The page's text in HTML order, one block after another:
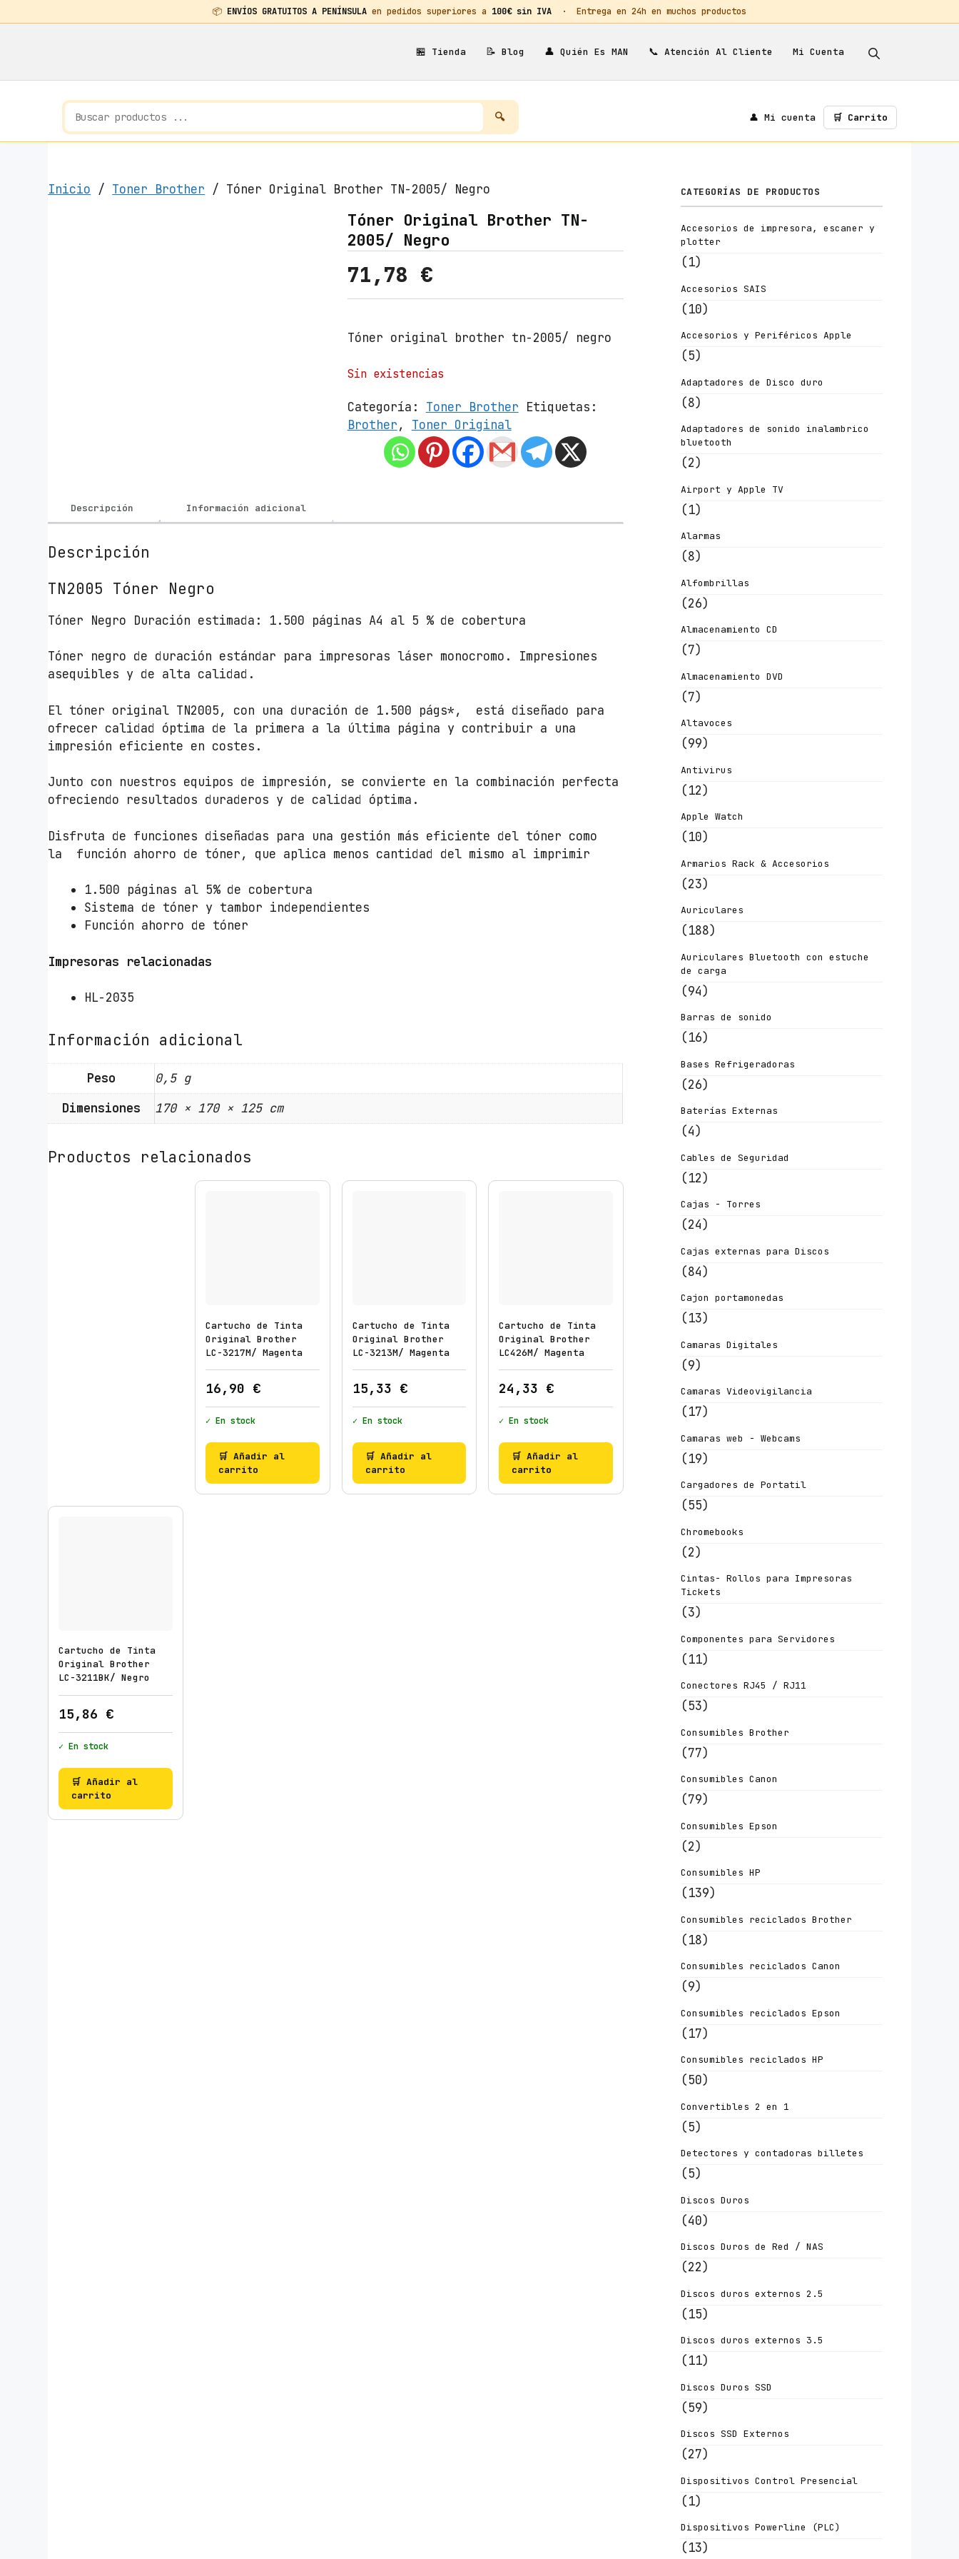
📦 ENVÍOS GRATUITOS A PENÍNSULA en pedidos superiores a 100€ sin IVA · Entrega en 24h en muchos productos
🏪 Tienda 📝 Blog 👤 Quién Es MAN 📞 Atención Al Cliente Mi Cuenta
👤 Mi cuenta 🛒 Carrito
Inicio / Toner Brother / Tóner Original Brother TN-2005/ Negro
Tóner Original Brother TN-
2005/ Negro
71,78 €
Tóner original brother tn-2005/ negro
Sin existencias
Categoría: Toner Brother Etiquetas:
Brother, Toner Original
Descripción Información adicional
Descripción
TN2005 Tóner Negro
Tóner Negro Duración estimada: 1.500 páginas A4 al 5 % de cobertura
Tóner negro de duración estándar para impresoras láser monocromo. Impresiones
asequibles y de alta calidad.
El tóner original TN2005, con una duración de 1.500 págs*, está diseñado para
ofrecer calidad óptima de la primera a la última página y contribuir a una
impresión eficiente en costes.
Junto con nuestros equipos de impresión, se convierte en la combinación perfecta
ofreciendo resultados duraderos y de calidad óptima.
Disfruta de funciones diseñadas para una gestión más eficiente del tóner como
la función ahorro de tóner, que aplica menos cantidad del mismo al imprimir
1.500 páginas al 5% de cobertura
Sistema de tóner y tambor independientes
Función ahorro de tóner
Impresoras relacionadas
HL-2035
Información adicional
Peso
0,5 g
Dimensiones
170 × 170 × 125 cm
Productos relacionados
Cartucho de Tinta
Original Brother
LC-3217M/ Magenta
16,90 €
✓ En stock
🛒 Añadir al
carrito
Cartucho de Tinta
Original Brother
LC-3213M/ Magenta
15,33 €
✓ En stock
🛒 Añadir al
carrito
Cartucho de Tinta
Original Brother
LC426M/ Magenta
24,33 €
✓ En stock
🛒 Añadir al
carrito
Cartucho de Tinta
Original Brother
LC-3211BK/ Negro
15,86 €
✓ En stock
🛒 Añadir al
carrito
CATEGORÍAS DE PRODUCTOS
Accesorios de impresora, escaner y
plotter
(1)
Accesorios SAIS
(10)
Accesorios y Periféricos Apple
(5)
Adaptadores de Disco duro
(8)
Adaptadores de sonido inalambrico
bluetooth
(2)
Airport y Apple TV
(1)
Alarmas
(8)
Alfombrillas
(26)
Almacenamiento CD
(7)
Almacenamiento DVD
(7)
Altavoces
(99)
Antivirus
(12)
Apple Watch
(10)
Armarios Rack & Accesorios
(23)
Auriculares
(188)
Auriculares Bluetooth con estuche
de carga
(94)
Barras de sonido
(16)
Bases Refrigeradoras
(26)
Baterías Externas
(4)
Cables de Seguridad
(12)
Cajas - Torres
(24)
Cajas externas para Discos
(84)
Cajon portamonedas
(13)
Camaras Digitales
(9)
Camaras Videovigilancia
(17)
Camaras web - Webcams
(19)
Cargadores de Portatil
(55)
Chromebooks
(2)
Cintas- Rollos para Impresoras
Tickets
(3)
Componentes para Servidores
(11)
Conectores RJ45 / RJ11
(53)
Consumibles Brother
(77)
Consumibles Canon
(79)
Consumibles Epson
(2)
Consumibles HP
(139)
Consumibles reciclados Brother
(18)
Consumibles reciclados Canon
(9)
Consumibles reciclados Epson
(17)
Consumibles reciclados HP
(50)
Convertibles 2 en 1
(5)
Detectores y contadoras billetes
(5)
Discos Duros
(40)
Discos Duros de Red / NAS
(22)
Discos duros externos 2.5
(15)
Discos duros externos 3.5
(11)
Discos Duros SSD
(59)
Discos SSD Externos
(27)
Dispositivos Control Presencial
(1)
Dispositivos Powerline (PLC)
(13)